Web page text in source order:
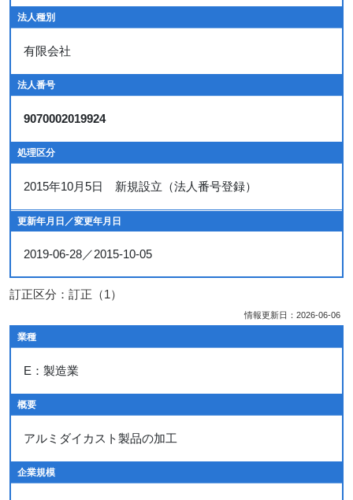
法人種別
有限会社
法人番号
9070002019924
処理区分
2015年10月5日 新規設立（法人番号登録）
更新年月日／変更年月日
2019-06-28／2015-10-05
訂正区分：訂正（1）
情報更新日：2026-06-06
業種
E：製造業
概要
アルミダイカスト製品の加工
企業規模